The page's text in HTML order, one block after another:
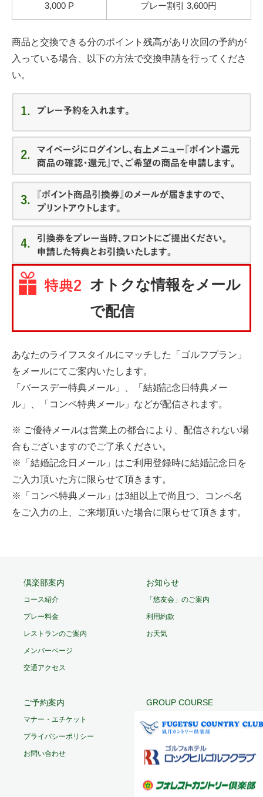
3,000 P プレー割引 3,600円
商品と交換できる分のポイント残高があり次回の予約が
入っている場合、以下の方法で交換申請を行ってくださ
い。
オトクな情報をメール
で配信
あなたのライフスタイルにマッチした「ゴルフプラン」
をメールにてご案内いたします。
「バースデー特典メール」、「結婚記念日特典メー
ル」、「コンペ特典メール」などが配信されます。
※ ご優待メールは営業上の都合により、配信されない場
合もございますのでご了承ください。
※「結婚記念日メール」はご利用登録時に結婚記念日を
ご入力頂いた方に限らせて頂きます。
※「コンペ特典メール」は3組以上で尚且つ、コンペ名
をご入力の上、ご来場頂いた場合に限らせて頂きます。
倶楽部案内
コース紹介
プレー料金
レストランのご案内
メンバーページ
交通アクセス
お知らせ
「悠友会」のご案内
利用約款
お天気
ご予約案内
マナー・エチケット
プライバシーポリシー
お問い合わせ
GROUP COURSE